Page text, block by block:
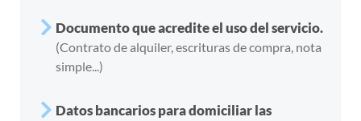
Documento que acredite el uso del servicio.
(Contrato de alquiler, escrituras de compra, nota
simple...)
Datos bancarios para domiciliar las